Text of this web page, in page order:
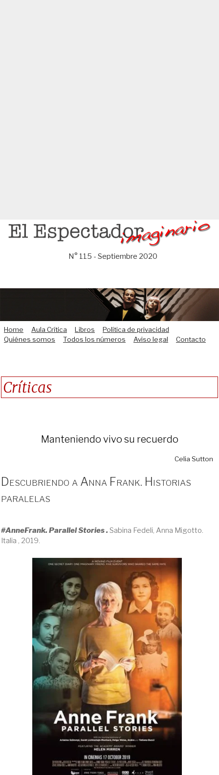
Saltar
N° 115 - Septiembre 2020
Home Aula Crítica Libros
Política de privacidad
Quiénes somos
Todos los números Aviso legal Contacto
Críticas
Manteniendo vivo su recuerdo
Celia Sutton
Descubriendo a Anna Frank. Historias
paralelas
#AnneFrank. Parallel Stories . Sabina Fedeli, Anna Migotto.
Italia , 2019.